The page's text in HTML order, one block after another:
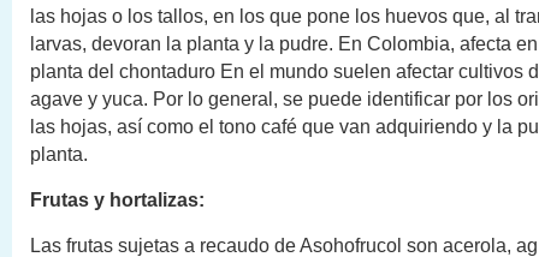
las hojas o los tallos, en los que pone los huevos que, al
larvas, devoran la planta y la pudre. En Colombia, afecta
planta del chontaduro En el mundo suelen afectar cultivos
agave y yuca. Por lo general, se puede identificar por los
las hojas, así como el tono café que van adquiriendo y la
planta.
Frutas y hortalizas:
Las frutas sujetas a recaudo de Asohofrucol son acerola,